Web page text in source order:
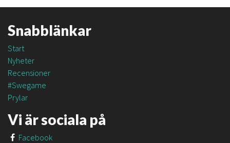
Snabblänkar
Start
Nyheter
Recensioner
#Swegame
Prylar
Vi är sociala på
Facebook